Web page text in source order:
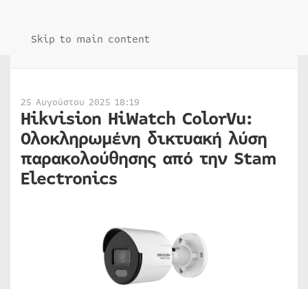
Skip to main content
25 Αυγούστου 2025 18:19
Hikvision HiWatch ColorVu:
Ολοκληρωμένη δικτυακή λύση
παρακολούθησης από την Stam
Electronics